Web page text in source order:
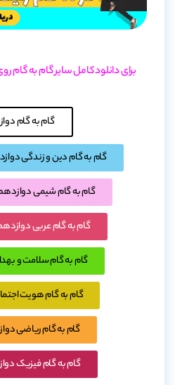
برای دانلود کامل سایر گام به گام
گام به گام
گام به گام دین و زندگی
گام به گام شیمی
گام به گام عربی
گام به گام سلامت و
گام به گام هویت
گام به گام ریاضی
گام به گام فیزیک